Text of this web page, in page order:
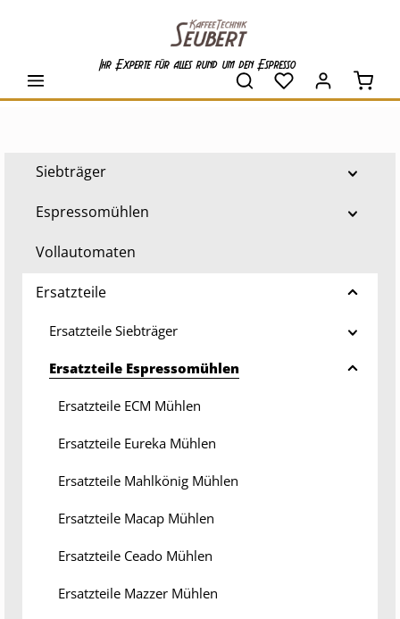
Ihr Experte für alles rund um den Espresso
Siebträger
Espressomühlen
Vollautomaten
Ersatzteile
Ersatzteile Siebträger
Ersatzteile Espressomühlen
Ersatzteile ECM Mühlen
Ersatzteile Eureka Mühlen
Ersatzteile Mahlkönig Mühlen
Ersatzteile Macap Mühlen
Ersatzteile Ceado Mühlen
Ersatzteile Mazzer Mühlen